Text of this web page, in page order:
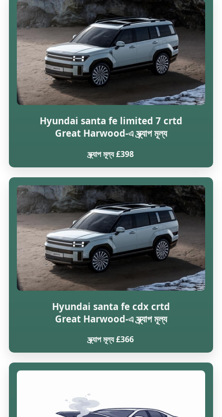
Hyundai santa fe limited 7 crtd
Great Harwood-এ স্ক্র্যাপ মূল্য
স্ক্র্যাপ মূল্য £398
Hyundai santa fe cdx crtd
Great Harwood-এ স্ক্র্যাপ মূল্য
স্ক্র্যাপ মূল্য £366